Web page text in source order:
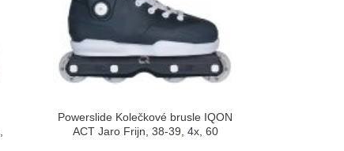
Powerslide Kolečkové brusle IQON
ACT Jaro Frijn, 38-39, 4x, 60